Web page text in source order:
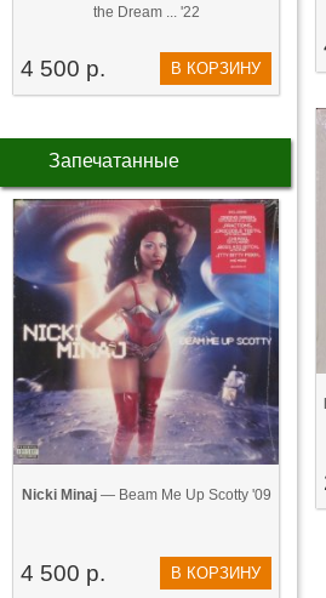
the Dream ... '22
4 500 р. В КОРЗИНУ
Запечатанные
Nicki Minaj— Beam Me Up Scotty '09
4 500 р. В КОРЗИНУ